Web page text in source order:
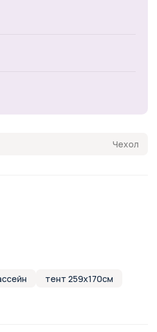
Чехол
тент 259x170см